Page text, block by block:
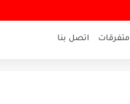
متفرقات اتصل بنا